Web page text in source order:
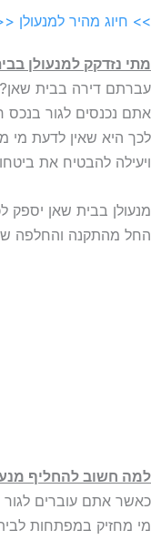
>> חיוג מהיר למנעולן
מתי נזדקק למנעולן
עברתם דירה בבית
אתם נכנסים לגור
לכך היא שאין לדעת מי
ויעילה להבטיח את
מנעולן בבית שאן יספק
החל מהתקנה והחלפה
למה חשוב להחליף
כאשר אתם עוברים
מי מחזיק במפתחות